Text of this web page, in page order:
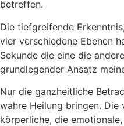
betreffen.
Die tiefgreifende
vier verschiedene Ebenen
Sekunde die eine die
grundlegender Ansatz
Nur die ganzheitliche
wahre Heilung bringen.
körperliche, die